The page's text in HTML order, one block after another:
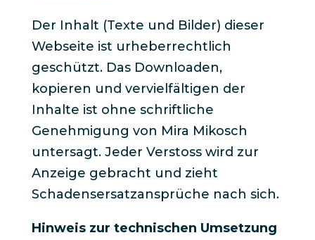
Der Inhalt (Texte und Bilder) dieser
Webseite ist urheberrechtlich
geschützt. Das Downloaden,
kopieren und vervielfältigen der
Inhalte ist ohne schriftliche
Genehmigung von Mira Mikosch
untersagt. Jeder Verstoss wird zur
Anzeige gebracht und zieht
Schadensersatzansprüche nach sich.
Hinweis zur technischen Umsetzung